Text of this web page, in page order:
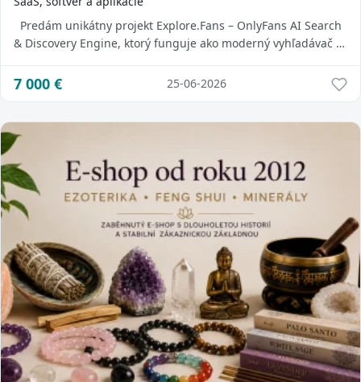
Predám unikátny projekt Explore.Fans – OnlyFans AI Search
& Discovery Engine, ktorý funguje ako moderný vyhľadávač a
7 000 € 25-06-2026